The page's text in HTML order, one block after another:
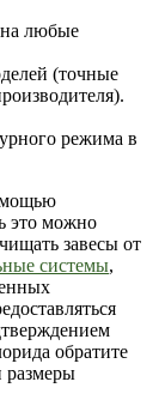
на любые
(точные
режима в
это можно
завесы от
системы,
обратите
размеры